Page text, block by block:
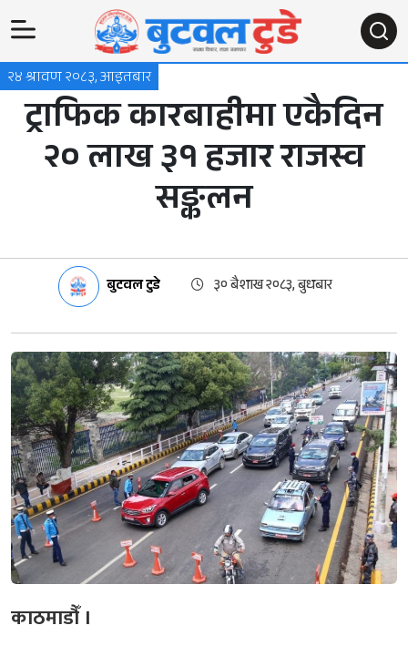
२४ श्रावण २०८३, आइतबार
ट्राफिक कारबाहीमा एकैदिन
२० लाख ३१ हजार राजस्व
सङ्कलन
बुटवल टुडे ३० बैशाख २०८३, बुधबार
काठमाडौँ ।